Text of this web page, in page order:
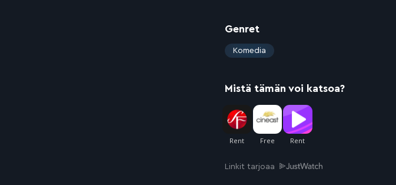
Genret
:
Komedia
Mistä tämän voi katsoa?
Linkit tarjoaa